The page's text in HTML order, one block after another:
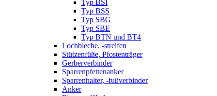
Typ BSI
Typ BSS
Typ SBG
Typ SBE
Typ BTN und BT4
Lochbleche, -streifen
Stützenfüße, Pfostenträger
Gerberverbinder
Sparrenpfettenanker
Sparrenhalter, -fußverbinder
Anker